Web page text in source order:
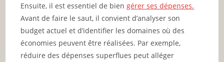
Ensuite, il est essentiel de bien gérer ses dépenses.
Avant de faire le saut, il convient d’analyser son
budget actuel et d’identifier les domaines où des
économies peuvent être réalisées. Par exemple,
réduire des dépenses superflues peut alléger